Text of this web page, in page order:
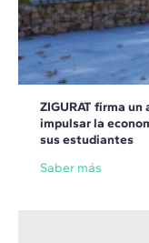
ZIGURAT firma un
impulsar la
sus estudiantes
Saber más